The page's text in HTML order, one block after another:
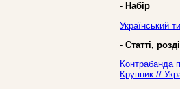
- Набір
Український
- Статті,
Контрабанда
Крупник //